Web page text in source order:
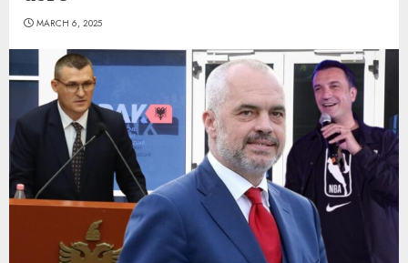
MARCH 6, 2025